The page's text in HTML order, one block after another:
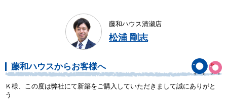
藤和ハウス清瀬店
松浦 剛志
藤和ハウスからお客様へ
Ｋ様、この度は弊社にて新築をご購入していただきまして誠にありがと
う